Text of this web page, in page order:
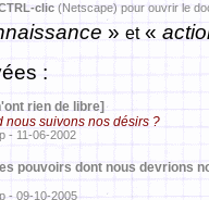
clic (Netscape) pour ouvrir le
» et«
:
rien de libre]
nous suivons nos désirs ?
- 11-06-2002
pouvoirs dont nous devrions
- 09-10-2005